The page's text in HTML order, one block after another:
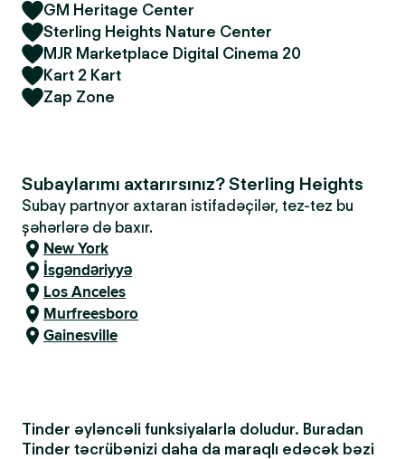
GM Heritage Center
Sterling Heights Nature Center
MJR Marketplace Digital Cinema 20
Kart 2 Kart
Zap Zone
Subaylarımı axtarırsınız? Sterling Heights
Subay partnyor axtaran istifadəçilər, tez-tez bu
şəhərlərə də baxır.
New York
İsgəndəriyyə
Los Anceles
Murfreesboro
Gainesville
Tinder əyləncəli funksiyalarla doludur. Buradan
Tinder təcrübənizi daha da maraqlı edəcək bəzi